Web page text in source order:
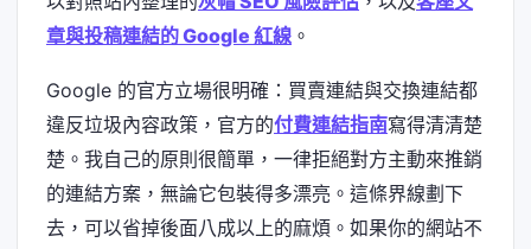
章與投稿連結的 Google 紅線 。
Google 的官方立場很明確：買賣連結與交換連結都
違反垃圾內容政策，官方的付費連結指南寫得清清楚
楚。我自己的原則很簡單，一律拒絕對方主動來推銷
的連結方案，無論它包裝得多漂亮。這條界線劃下
去，可以省掉後面八成以上的麻煩。如果你的網站不